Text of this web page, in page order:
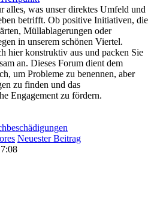
alles, was unser direktes Umfeld und
betrifft. Ob positive Initiativen, die
Müllablagerungen oder
in unserem schönen Viertel.
hier konstruktiv aus und packen Sie
an. Dieses Forum dient dem
um Probleme zu benennen, aber
zu finden und das
Engagement zu fördern.
Neuester Beitrag